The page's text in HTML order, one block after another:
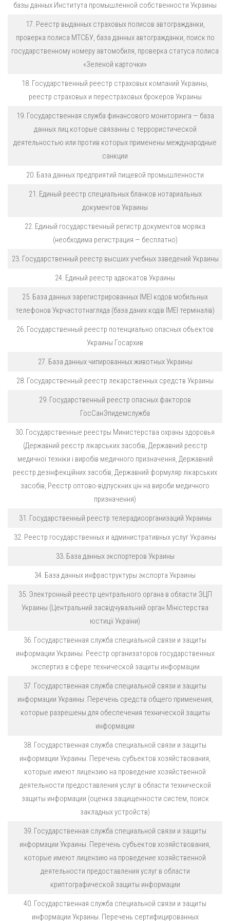
базы данных Института промышленной собственности Украины
17. Реестр выданных страховых полисов автогражданки,
проверка полиса МТСБУ, база данных автогражданки, поиск по
государственному номеру автомобиля, проверка статуса полиса
«Зеленой карточки»
18. Государственный реестр страховых компаний Украины,
реестр страховых и перестраховых брокеров Украины
19. Государственная служба финансового мониторинга — база
данных лиц которые связанны с террористической
деятельностью или против которых применены международные
санкции
20. База данных предприятий пищевой промышленности
21. Единый реестр специальных бланков нотариальных
документов Украины
22. Единый государственный регистр документов моряка
(необходима регистрация — бесплатно)
23. Государственный реестр высших учебных заведений Украины
24. Единый реестр адвокатов Украины
25. База данных зарегистрированных IMEI кодов мобильных
телефонов Укрчастотнагляда (база даних кодів ІМЕІ терміналів)
26. Государственный реестр потенциально опасных объектов
Украины Госархив
27. База данных чипированных животных Украины
28. Государственный реестр лекарственных средств Украины
29. Государственный реестр опасных факторов
ГосСанЭпидемслужба
30. Государственные реестры Министерства охраны здоровья
(Державний реєстр лікарських засобів, Державний реєстр
медичної техніки і виробів медичного призначення, Державний
реєстр дезінфекційних засобів, Державний формуляр лікарських
засобів, Реєстр оптово-відпускних цін на вироби медичного
призначення)
31. Государственный реестр телерадиоорганизаций Украины
32. Реестр государственных и административных услуг Украины
33. База данных экспортеров Украины
34. База данных инфраструктуры экспорта Украины
35. Электронный реестр центрального органа в области ЭЦП
Украины (Центральний засвідчувальний орган Міністерства
юстиції України)
36. Государственная служба специальной связи и защиты
информации Украины. Реестр организаторов государственных
экспертиз в сфере технической защиты информации
37. Государственная служба специальной связи и защиты
информации Украины. Перечень средств общего применения,
которые разрешены для обеспечения технической защиты
информации
38. Государственная служба специальной связи и защиты
информации Украины. Перечень субъектов хозяйствования,
которые имеют лицензию на проведение хозяйственной
деятельности предоставления услуг в области технической
защиты информации (оценка защищенности систем, поиск
закладных устройств)
39. Государственная служба специальной связи и защиты
информации Украины. Перечень субъектов хозяйствования,
которые имеют лицензию на проведение хозяйственной
деятельности предоставления услуг в области
криптографической защиты информации
40. Государственная служба специальной связи и защиты
информации Украины. Перечень сертифицированных